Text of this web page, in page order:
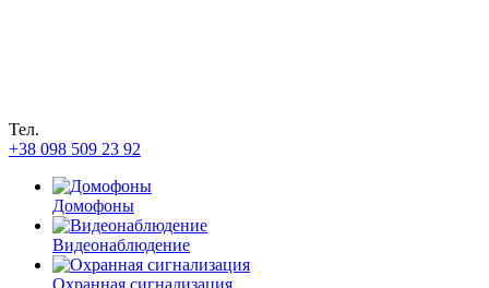
Тел.
+38 098 509 23 92
Домофоны
Видеонаблюдение
Охранная сигнализация